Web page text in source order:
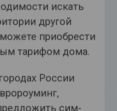
искать
другой
приобрести
тарифом дома.
России
сим-